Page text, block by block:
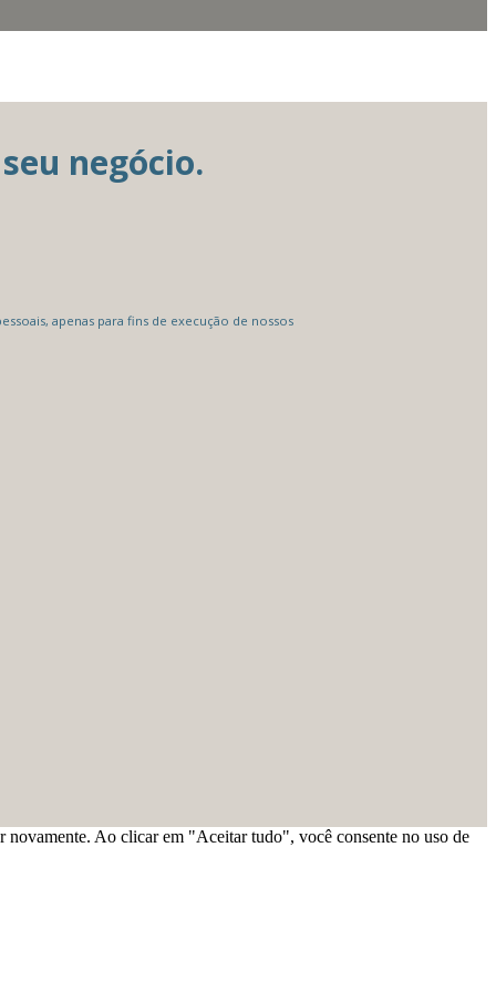
negócio.
apenas para fins de execução de nossos
novamente. Ao clicar em "Aceitar tudo", você consente no uso de